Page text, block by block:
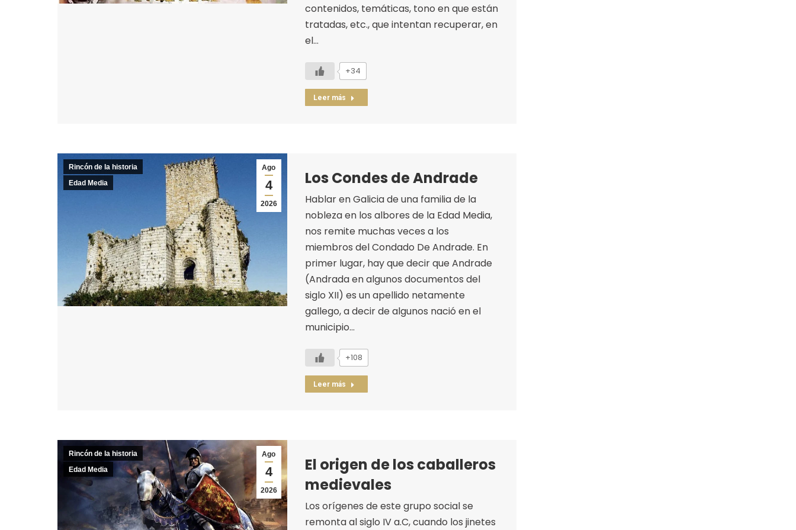
contenidos, temáticas, tono en que están
tratadas, etc., que intentan recuperar, en
el…
+34
Leer más
Ago
4
2026
Rincón de la historia
Edad Media
Los Condes de Andrade
Hablar en Galicia de una familia de la
nobleza en los albores de la Edad Media,
nos remite muchas veces a los
miembros del Condado De Andrade. En
primer lugar, hay que decir que Andrade
(Andrada en algunos documentos del
siglo XII) es un apellido netamente
gallego, a decir de algunos nació en el
municipio…
+108
Leer más
Ago
4
2026
Rincón de la historia
Edad Media
El origen de los caballeros
medievales
Los orígenes de este grupo social se
remonta al siglo IV a.C, cuando los jinetes